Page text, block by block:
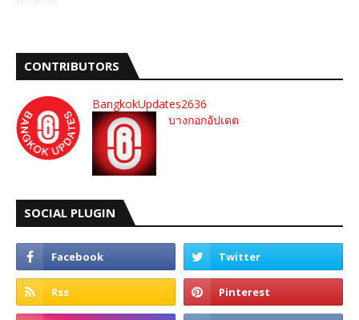
CONTRIBUTORS
BangkokUpdates2636
บางกอกอัปเดต
SOCIAL PLUGIN